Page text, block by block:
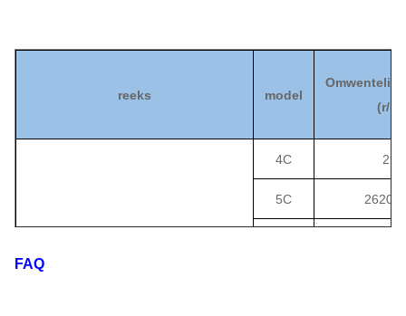
reeks model
(r/
4C
5C 2620
FAQ